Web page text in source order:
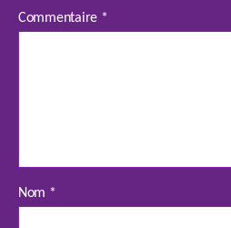
Commentaire *
Nom *